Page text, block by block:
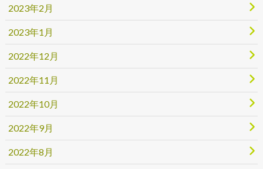
2023年2月
2023年1月
2022年12月
2022年11月
2022年10月
2022年9月
2022年8月